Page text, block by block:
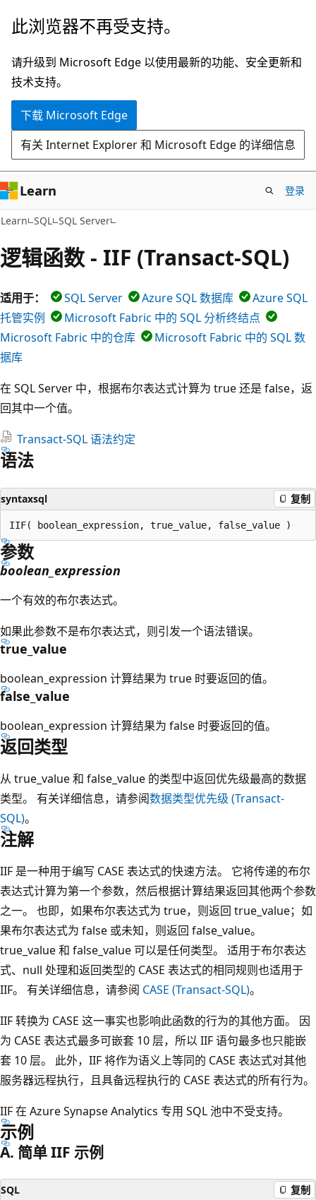
跳
主
要
内
此浏览器不再受支持。
请升级到 Microsoft Edge 以使用最新的功能、安全更新和
技术支持。
下载 Microsoft Edge
有关 Internet Explorer 和 Microsoft Edge 的详细信息
Learn 登录
Learn SQL SQL Server
逻辑函数 - IIF (Transact-SQL)
适用于： SQL Server Azure SQL 数据库
Azure SQL
托管实例
Microsoft Fabric 中的 SQL 分析终结点
Microsoft Fabric 中的仓库
Microsoft Fabric 中的 SQL 数
据库
在 SQL Server 中，根据布尔表达式计算为 true 还是 false，返
回其中一个值。
Transact-SQL 语法约定
语法
syntaxsql 复制
参数
boolean_expression
一个有效的布尔表达式。
如果此参数不是布尔表达式，则引发一个语法错误。
true_value
boolean_expression 计算结果为 true 时要返回的值。
false_value
boolean_expression 计算结果为 false 时要返回的值。
返回类型
从 true_value 和 false_value 的类型中返回优先级最高的数据
类型。 有关详细信息，请参阅数据类型优先级 (Transact-
SQL)。
注解
IIF 是一种用于编写 CASE 表达式的快速方法。 它将传递的布尔
表达式计算为第一个参数，然后根据计算结果返回其他两个参数
之一。 也即，如果布尔表达式为 true，则返回 true_value；如
果布尔表达式为 false 或未知，则返回 false_value。
true_value 和 false_value 可以是任何类型。 适用于布尔表达
式、null 处理和返回类型的 CASE 表达式的相同规则也适用于
IIF。 有关详细信息，请参阅 CASE (Transact-SQL)。
IIF 转换为 CASE 这一事实也影响此函数的行为的其他方面。 因
为 CASE 表达式最多可嵌套 10 层，所以 IIF 语句最多也只能嵌
套 10 层。 此外，IIF 将作为语义上等同的 CASE 表达式对其他
服务器远程执行，且具备远程执行的 CASE 表达式的所有行为。
IIF 在 Azure Synapse Analytics 专用 SQL 池中不受支持。
示例
A. 简单 IIF 示例
SQL 复制